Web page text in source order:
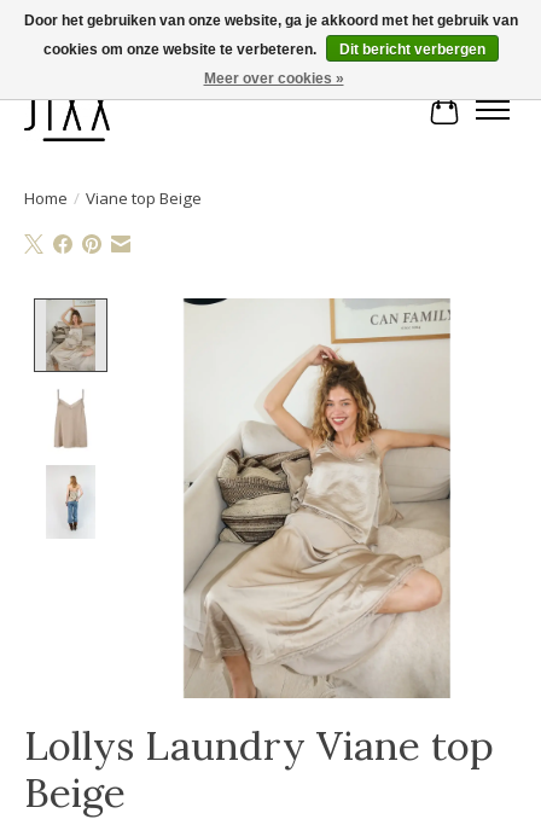
Voor 14.00 uur besteld, vandaag verstuurd | Gratis verzending vanaf € 75
Home / Viane top Beige
Product image slideshow Items
Lollys Laundry Viane top
Beige
Door het gebruiken van onze website, ga je akkoord met het gebruik van
cookies om onze website te verbeteren.
Dit bericht verbergen
Meer over cookies »